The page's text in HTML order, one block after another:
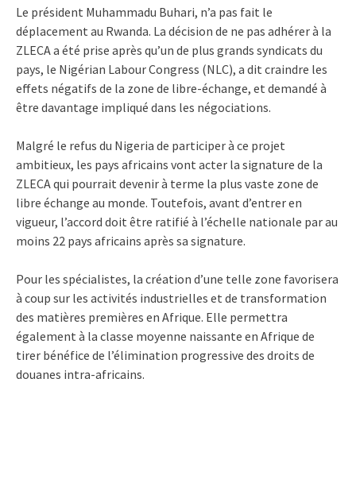
Le président Muhammadu Buhari, n’a pas fait le
déplacement au Rwanda. La décision de ne pas adhérer à la
ZLECA a été prise après qu’un de plus grands syndicats du
pays, le Nigérian Labour Congress (NLC), a dit craindre les
effets négatifs de la zone de libre-échange, et demandé à
être davantage impliqué dans les négociations.
Malgré le refus du Nigeria de participer à ce projet
ambitieux, les pays africains vont acter la signature de la
ZLECA qui pourrait devenir à terme la plus vaste zone de
libre échange au monde. Toutefois, avant d’entrer en
vigueur, l’accord doit être ratifié à l’échelle nationale par au
moins 22 pays africains après sa signature.
Pour les spécialistes, la création d’une telle zone favorisera
à coup sur les activités industrielles et de transformation
des matières premières en Afrique. Elle permettra
également à la classe moyenne naissante en Afrique de
tirer bénéfice de l’élimination progressive des droits de
douanes intra-africains.